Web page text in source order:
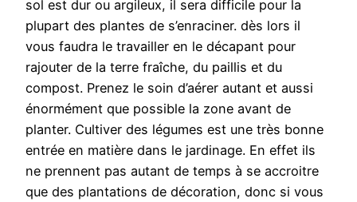
sol est dur ou argileux, il sera difficile pour la
plupart des plantes de s’enraciner. dès lors il
vous faudra le travailler en le décapant pour
rajouter de la terre fraîche, du paillis et du
compost. Prenez le soin d’aérer autant et aussi
énormément que possible la zone avant de
planter. Cultiver des légumes est une très bonne
entrée en matière dans le jardinage. En effet ils
ne prennent pas autant de temps à se accroitre
que des plantations de décoration, donc si vous